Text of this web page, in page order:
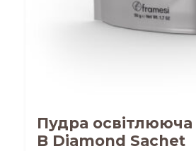
Пудра
B Diamond Sachet